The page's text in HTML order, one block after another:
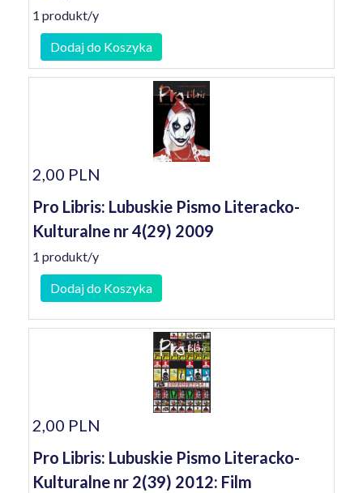
1 produkt/y
Dodaj do Koszyka
2,00 PLN
Pro Libris: Lubuskie Pismo Literacko-
Kulturalne nr 4(29) 2009
1 produkt/y
Dodaj do Koszyka
2,00 PLN
Pro Libris: Lubuskie Pismo Literacko-
Kulturalne nr 2(39) 2012: Film